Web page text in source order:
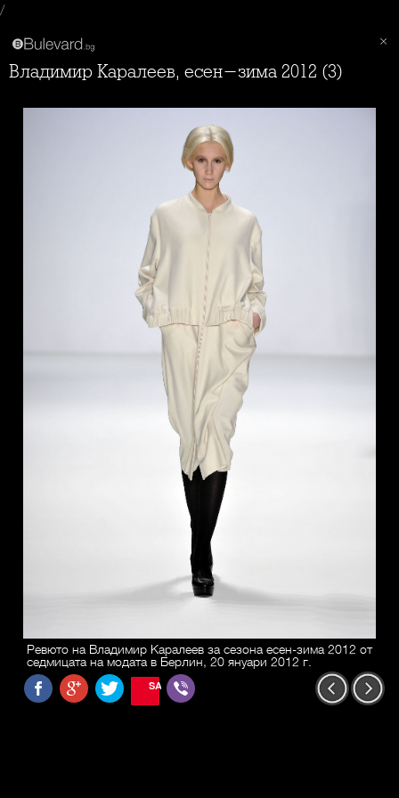
/
Владимир Каралеев, есен-зима 2012 (3)
Ревюто на Владимир Каралеев за сезона есен-зима 2012 от
седмицата на модата в Берлин, 20 януари 2012 г.
SAVE